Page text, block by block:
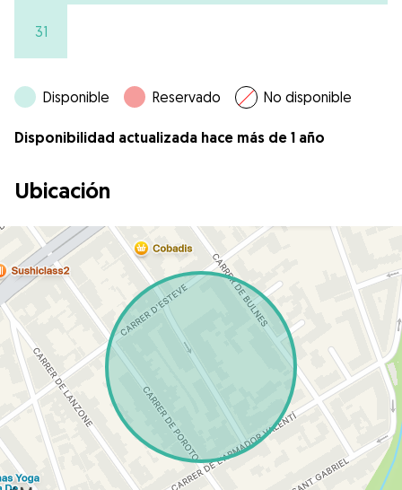
31
Disponible Reservado No disponible
Disponibilidad actualizada hace más de 1 año
Ubicación